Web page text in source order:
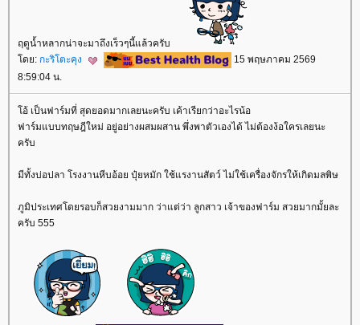
ฤดูน้ำหลากน่าจะมาถึงเร็วๆนี้แล้วครับ
ดย: กะริโตะคุง
15 พฤษภาคม 2569
8:59:04 น.
อ้ เป็นฟาร์มที่ สุดยอดมากเลยนะครับ เค้าเรียกว่าอะไรน้อ
ฟาร์มแบบทฤษฎีใหม่ อยู่อย่างผสมผสาน พึ่งพาตัวเองได้ ไม่ต้องง้อใครเลยนะ
ครับ
มีทั้งบ่อปลา โรงงานหีบอ้อย ปุ๋ยหมัก ใช้แรงานสัตว์ ไม่ใช้เครื่องจักรให้เกิดมลพิษ
ภูมิประเทศโดยรอบก็สวยงามมาก ว่าแต่ว่า ลูกสาว เจ้าของฟาร์ม สวยมากมั้ยละ
ครับ 555